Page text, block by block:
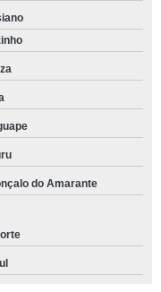
do Amarante